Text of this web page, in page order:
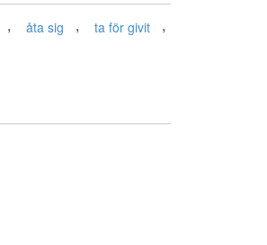
, åta sig , ta för givit ,